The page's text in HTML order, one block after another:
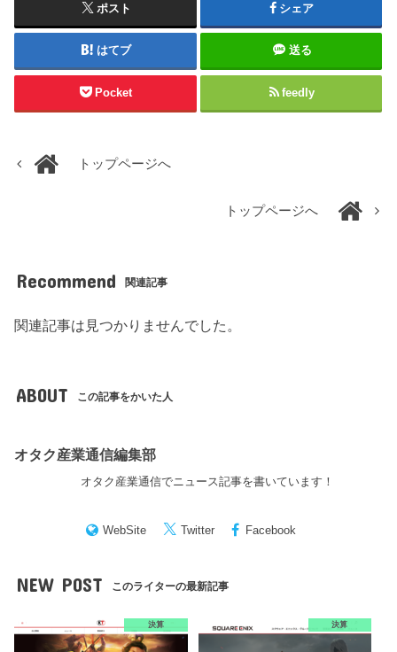
ポスト シェア
はてブ 送る
Pocket feedly
トップページへ
トップページへ
Recommend 関連記事
関連記事は見つかりませんでした。
ABOUT この記事をかいた人
オタク産業通信編集部
オタク産業通信でニュース記事を書いています！
WebSite Twitter Facebook
NEW POST このライターの最新記事
決算 決算